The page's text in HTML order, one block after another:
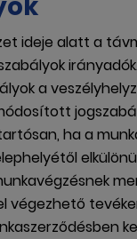
ideje alatt a
a
ha a
végezhető